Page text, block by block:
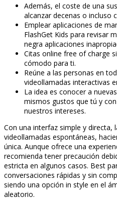
Además, el coste de una
alcanzar decenas o incluso
Emplear aplicaciones de
FlashGet Kids para revisar
negra aplicaciones
Citas online free of charge
cómodo para ti.
Reúne a las personas en
videollamadas interactivas
La idea es conocer a
mismos gustos que tú y
nuestros intereses.
Con una interfaz simple y directa,
videollamadas espontáneas,
única. Aunque ofrece una
recomienda tener precaución
estricta en algunos casos. Best
conversaciones rápidas y sin
siendo una opción in style en el
aleatorio.